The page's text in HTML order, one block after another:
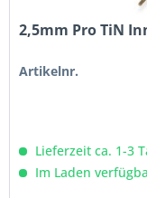
2,5mm Pro TiN
Artikelnr.
Lieferzeit ca. 1-3
Im Laden